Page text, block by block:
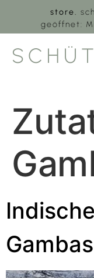
store.
geöffnet:
Gambas